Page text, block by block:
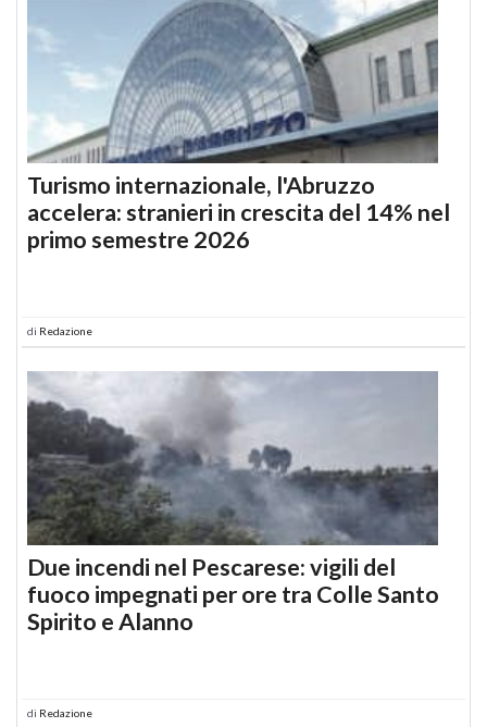
Turismo internazionale, l'Abruzzo
accelera: stranieri in crescita del 14% nel
primo semestre 2026
di Redazione
Due incendi nel Pescarese: vigili del
fuoco impegnati per ore tra Colle Santo
Spirito e Alanno
di Redazione